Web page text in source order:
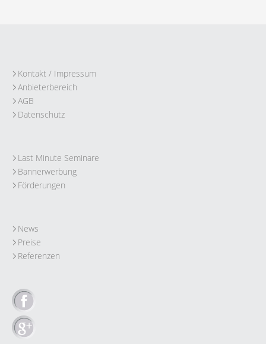
Kontakt / Impressum
Anbieterbereich
AGB
Datenschutz
Last Minute Seminare
Bannerwerbung
Förderungen
News
Preise
Referenzen